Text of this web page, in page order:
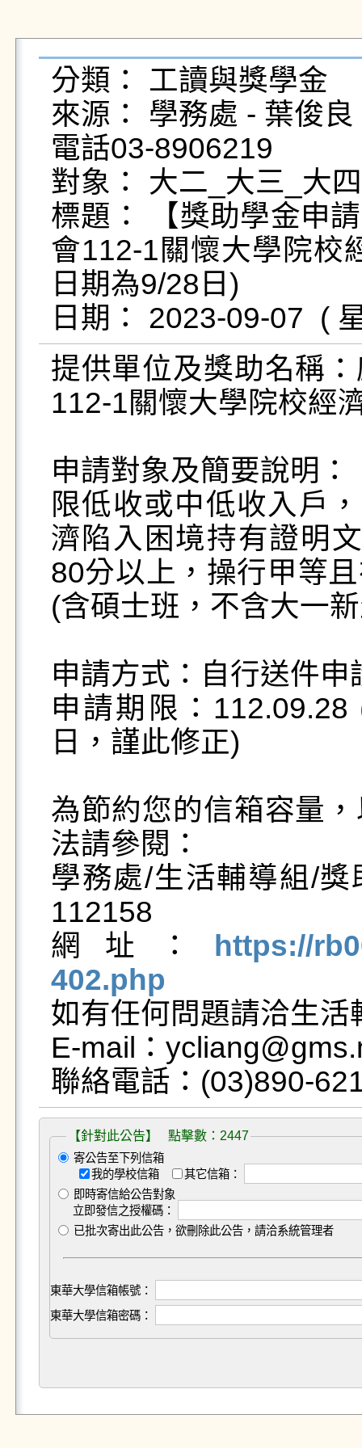
分類： 工讀與獎學金
來源： 學務處 - 葉俊
電話03-8906219
對象： 大二_大三_大
標題： 【獎助學金申
會112-1關懷大學院校
日期為9/28日)
提供單位及獎助名稱
112-1關懷大學院校經
申請對象及簡要說明：
限低收或中低收入戶
濟陷入困境持有證明
80分以上，操行甲等
(含碩士班，不含大一
申請方式：自行送件申
申請期限：
日，謹此修正)
為節約您的信箱容量
法請參閱：
學務處/生活輔導組/
112158
網址：
https://
402.php
如有任何問題請洽生
E-mail：
【針對此公告】 點擊數：2447
寄公告至下列信箱
我的學校信箱
其它信箱：
即時寄信給公告對象
立即發信之授權碼：
已批次寄出此公告，欲刪除此公告，請洽系統管理者
東華大學信箱帳號：
東華大學信箱密碼：